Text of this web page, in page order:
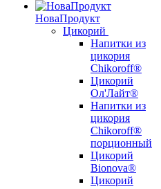
НоваПродукт
Цикорий
Напитки из
цикория
Chikoroff®
Цикорий
Ол'Лайт®
Напитки из
цикория
Chikoroff®
порционный
Цикорий
Bionova®
Цикорий